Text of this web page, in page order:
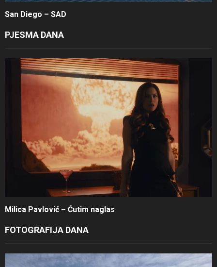
San Diego – SAD
PJESMA DANA
Milica Pavlović – Ćutim naglas
FOTOGRAFIJA DANA